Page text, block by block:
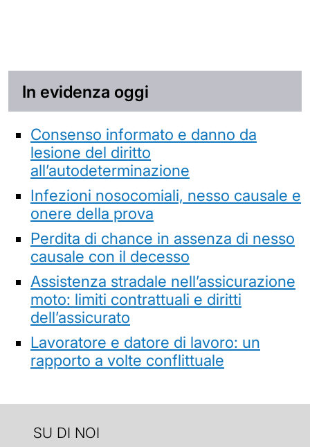
In evidenza oggi
Consenso informato e danno da
lesione del diritto
all’autodeterminazione
Infezioni nosocomiali, nesso causale e
onere della prova
Perdita di chance in assenza di nesso
causale con il decesso
Assistenza stradale nell’assicurazione
moto: limiti contrattuali e diritti
dell’assicurato
Lavoratore e datore di lavoro: un
rapporto a volte conflittuale
SU DI NOI